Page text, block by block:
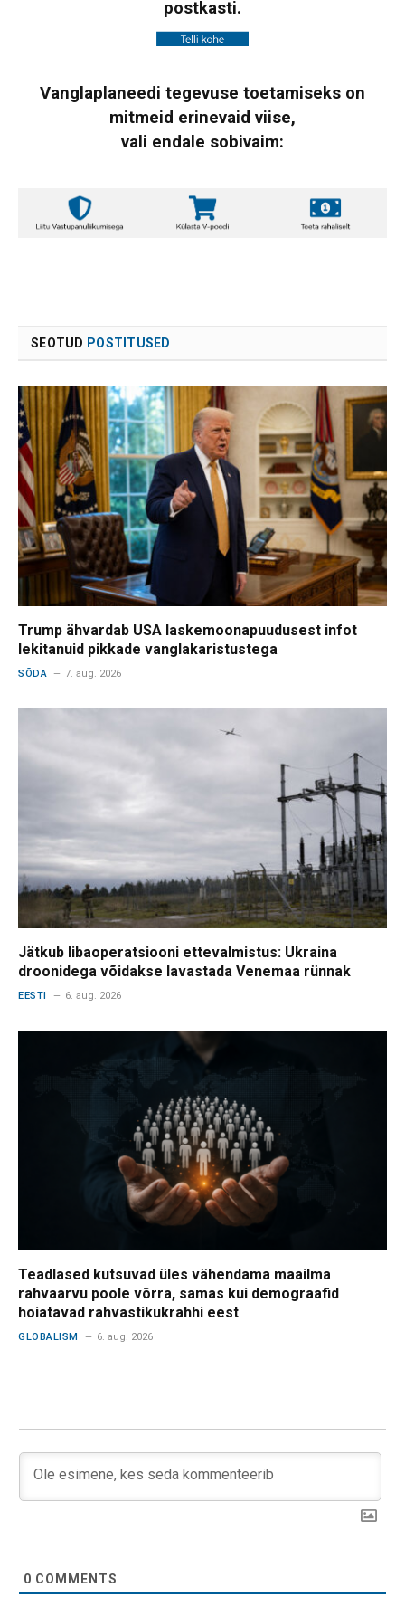
postkasti.
Vanglaplaneedi tegevuse toetamiseks on
mitmeid erinevaid viise,
vali endale sobivaim:
SEOTUD POSTITUSED
Trump ähvardab USA laskemoonapuudusest infot
lekitanuid pikkade vanglakaristustega
SÕDA 7. aug. 2026
Jätkub libaoperatsiooni ettevalmistus: Ukraina
droonidega võidakse lavastada Venemaa rünnak
EESTI 6. aug. 2026
Teadlased kutsuvad üles vähendama maailma
rahvaarvu poole võrra, samas kui demograafid
hoiatavad rahvastikukrahhi eest
GLOBALISM 6. aug. 2026
0 COMMENTS